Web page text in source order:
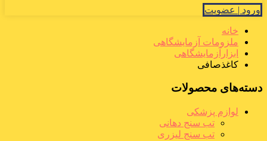
ورود | عضویت
خانه
ملزومات آزمایشگاهی
ابزارآزمایشگاهی
کاغذصافی
دسته‌های محصولات
لوازم پزشکی
تب سنج دهانی
تب سنج لیزری